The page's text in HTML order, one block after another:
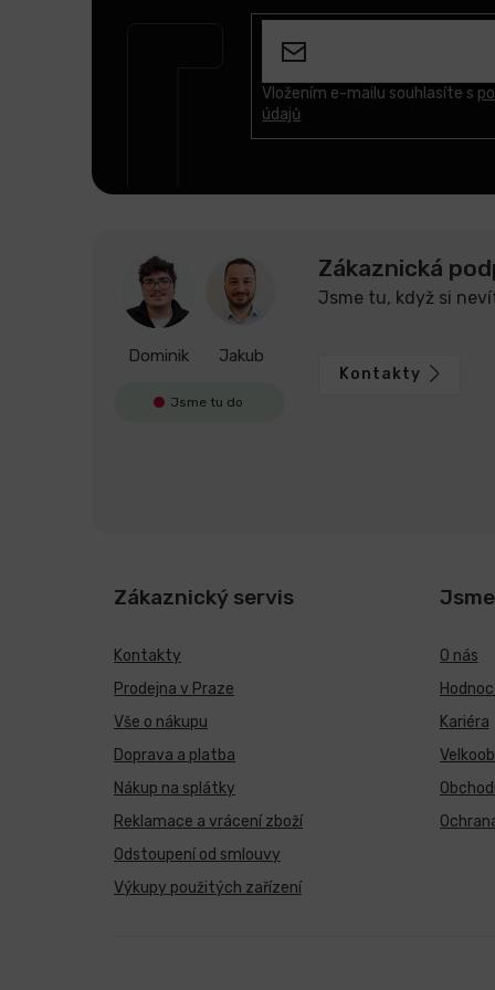
Vložením e-mailu souhlasíte s
údajů
Dominik Jakub
Jsme tu do
Zákaznická
Jsme tu, když si
Kontakty
Zákaznický servis
Kontakty
Prodejna v Praze
Vše o nákupu
Doprava a platba
Nákup na splátky
Reklamace a vrácení zboží
Odstoupení od smlouvy
Výkupy použitých zařízení
O nás
Kariéra